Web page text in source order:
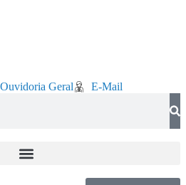
Ouvidoria Geral E-Mail